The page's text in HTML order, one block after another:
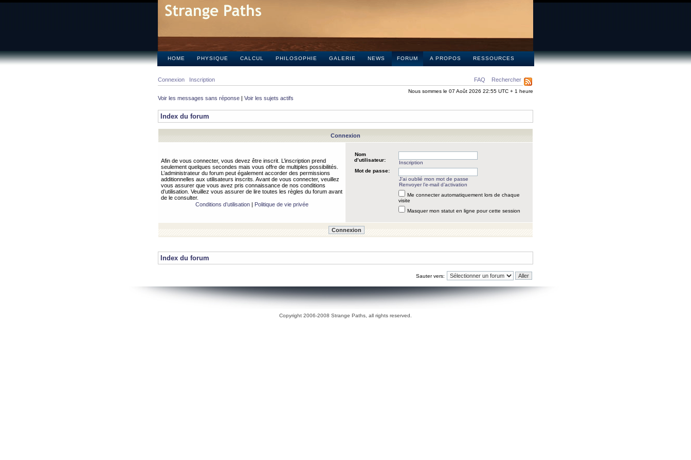
HOME PHYSIQUE CALCUL PHILOSOPHIE GALERIE NEWS FORUM A PROPOS RESSOURCES
FAQ Rechercher
Connexion Inscription
Nous sommes le 07 Août 2026 22:55 UTC + 1 heure
Voir les messages sans réponse | Voir les sujets actifs
Index du forum
Connexion
Afin de vous connecter, vous devez être inscrit. L’inscription prend
seulement quelques secondes mais vous offre de multiples possibilités.
L’administrateur du forum peut également accorder des permissions
additionnelles aux utilisateurs inscrits. Avant de vous connecter, veuillez
vous assurer que vous avez pris connaissance de nos conditions
d’utilisation. Veuillez vous assurer de lire toutes les règles du forum avant
de le consulter.
Conditions d’utilisation| Politique de vie privée
Nom
d’utilisateur:
Inscription
Mot de passe:
J’ai oublié mon mot de passe
Renvoyer l’e-mail d’activation
Me connecter automatiquement lors de chaque
visite
Masquer mon statut en ligne pour cette session
Index du forum
Sauter vers:
Copyright 2006-2008 Strange Paths, all rights reserved.